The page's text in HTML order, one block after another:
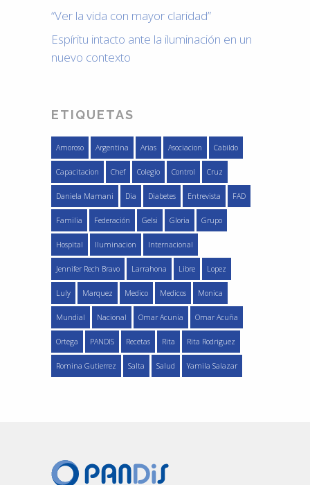
“Ver la vida con mayor claridad”
Espíritu intacto ante la iluminación en un
nuevo contexto
ETIQUETAS
Amoroso Argentina Arias Asociacion Cabildo
Capacitacion Chef Colegio Control Cruz
Daniela Mamani Dia Diabetes Entrevista FAD
Familia Federación Gelsi Gloria Grupo
Hospital Iluminacion Internacional
Jennifer Rech Bravo Larrahona Libre Lopez
Luly Marquez Medico Medicos Monica
Mundial Nacional Omar Acunia Omar Acuña
Ortega PANDIS Recetas Rita Rita Rodriguez
Romina Gutierrez Salta Salud Yamila Salazar